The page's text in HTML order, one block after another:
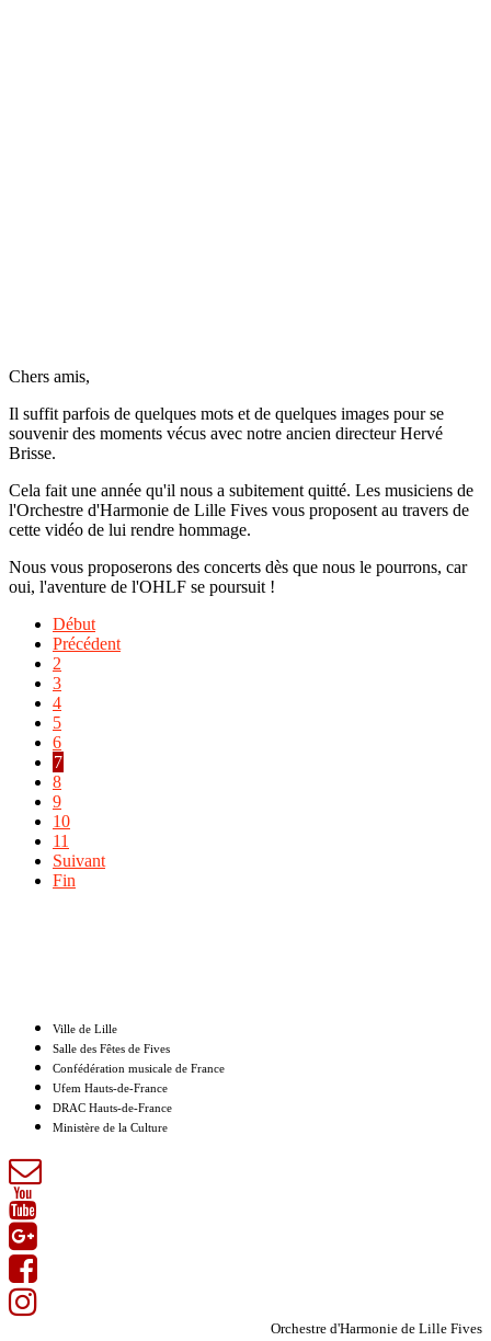
Chers amis,
Il suffit parfois de quelques mots et de quelques images pour se
souvenir des moments vécus avec notre ancien directeur Hervé
Brisse.
Cela fait une année qu'il nous a subitement quitté. Les musiciens de
l'Orchestre d'Harmonie de Lille Fives vous proposent au travers de
cette vidéo de lui rendre hommage.
Nous vous proposerons des concerts dès que nous le pourrons, car
oui, l'aventure de l'OHLF se poursuit !
Début
Précédent
2
3
4
5
6
7
8
9
10
11
Suivant
Fin
Ville de Lille
Salle des Fêtes de Fives
Confédération musicale de France
Ufem Hauts-de-France
DRAC Hauts-de-France
Ministère de la Culture
Orchestre d'Harmonie de Lille Fives